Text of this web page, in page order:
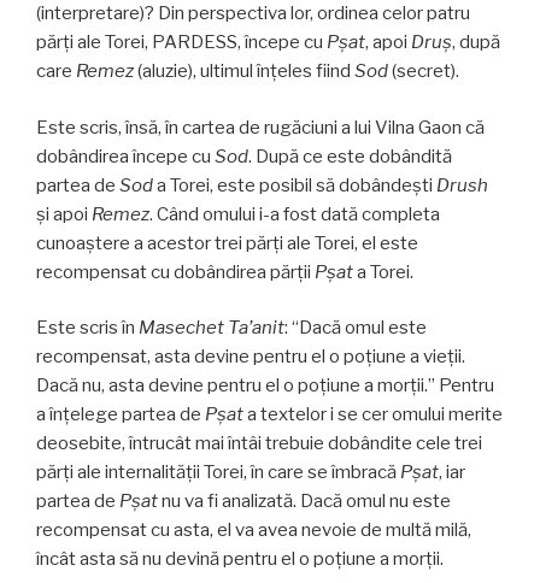
(interpretare)? Din perspectiva lor, ordinea celor patru
părţi ale Torei, PARDESS, începe cu Pşat, apoi Druş, după
care Remez(aluzie), ultimul înţeles fiind Sod(secret).
Este scris, însă, în cartea de rugăciuni a lui Vilna Gaon că
dobândirea începe cu Sod. După ce este dobândită
partea de Soda Torei, este posibil să dobândeşti Drush
şi apoi Remez. Când omului i-a fost dată completa
cunoaştere a acestor trei părţi ale Torei, el este
recompensat cu dobândirea părţii Pşata Torei.
Este scris în Masechet Ta’anit: “Dacă omul este
recompensat, asta devine pentru el o poţiune a vieţii.
Dacă nu, asta devine pentru el o poţiune a morţii.” Pentru
a înţelege partea de Pşata textelor i se cer omului merite
deosebite, întrucât mai întâi trebuie dobândite cele trei
părţi ale internalităţii Torei, în care se îmbracă Pşat, iar
partea de Pşatnu va fi analizată. Dacă omul nu este
recompensat cu asta, el va avea nevoie de multă milă,
încât asta să nu devină pentru el o poţiune a morţii.